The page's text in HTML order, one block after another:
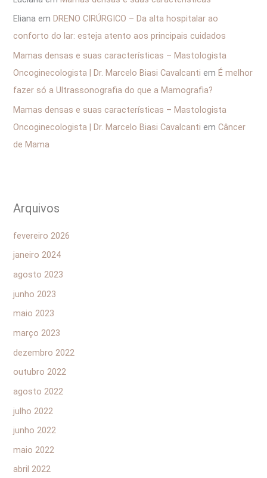
Eliana emDRENO CIRÚRGICO – Da alta hospitalar ao
conforto do lar: esteja atento aos principais cuidados
Mamas densas e suas características – Mastologista
Oncoginecologista | Dr. Marcelo Biasi Cavalcanti emÉ melhor
fazer só a Ultrassonografia do que a Mamografia?
Mamas densas e suas características – Mastologista
Oncoginecologista | Dr. Marcelo Biasi Cavalcanti emCâncer
de Mama
Arquivos
fevereiro 2026
janeiro 2024
agosto 2023
junho 2023
maio 2023
março 2023
dezembro 2022
outubro 2022
agosto 2022
julho 2022
junho 2022
maio 2022
abril 2022